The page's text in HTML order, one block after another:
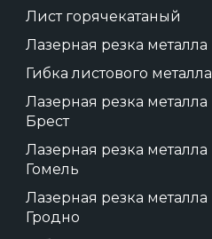
Лист горячекатаный
Лазерная резка металла
Гибка листового металла
Лазерная резка металла
Брест
Лазерная резка металла
Гомель
Лазерная резка металла
Гродно